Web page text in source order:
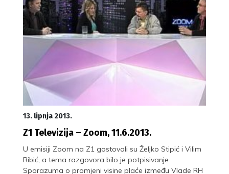
13. lipnja 2013.
Z1 Televizija – Zoom, 11.6.2013.
U emisiji Zoom na Z1 gostovali su Željko Stipić i Vilim
Ribić, a tema razgovora bilo je potpisivanje
Sporazuma o promjeni visine plaće između Vlade RH